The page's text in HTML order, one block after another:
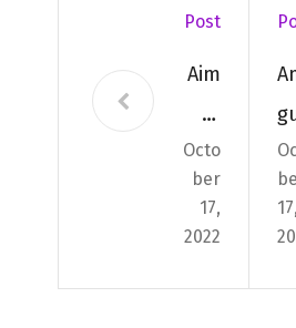
Post
Aim
er
mo
nte
r à
Octo
ber
17,
2022
17,